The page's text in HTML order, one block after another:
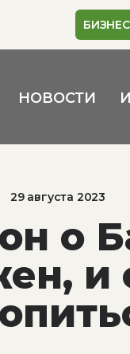
НОВОСТИ
29 августа 2023
о
и